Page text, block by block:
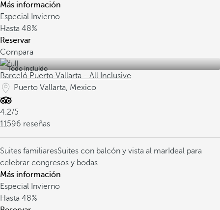
Más información
Especial Invierno
Hasta 48%
Reservar
Compara
Todo incluido
Barceló Puerto Vallarta - All Inclusive
Puerto Vallarta, Mexico
4.2/5
11596 reseñas
Suites familiaresSuites con balcón y vista al mar Ideal para
celebrar congresos y bodas
Más información
Especial Invierno
Hasta 48%